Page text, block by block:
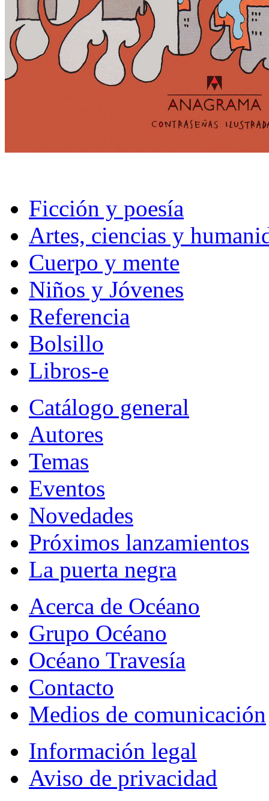
Ficción y poesía
Artes, ciencias y
Cuerpo y mente
Niños y Jóvenes
Referencia
Bolsillo
Libros-e
Catálogo general
Autores
Temas
Eventos
Novedades
Próximos lanzamientos
La puerta negra
Acerca de Océano
Grupo Océano
Océano Travesía
Contacto
Medios de comunicación
Información legal
Aviso de privacidad